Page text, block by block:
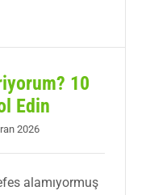
10
Edin
2026
alamıyormuş